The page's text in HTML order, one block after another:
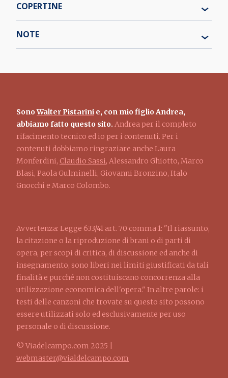
COPERTINE
NOTE
SonoWalter Pistarini e, con mio figlio Andrea,
abbiamo fatto questo sito. Andrea per il completo
rifacimento tecnico ed io per i contenuti. Per i
contenuti dobbiamo ringraziare anche Laura
Monferdini, Claudio Sassi, Alessandro Ghiotto, Marco
Blasi, Paola Gulminelli, Giovanni Bronzino, Italo
Gnocchi e Marco Colombo.
Avvertenza: Legge 633/41 art. 70 comma 1: "Il riassunto,
la citazione o la riproduzione di brani o di parti di
opera, per scopi di critica, di discussione ed anche di
insegnamento, sono liberi nei limiti giustificati da tali
finalità e purché non costituiscano concorrenza alla
utilizzazione economica dell'opera." In altre parole: i
testi delle canzoni che trovate su questo sito possono
essere utilizzati solo ed esclusivamente per uso
personale o di discussione.
© Viadelcampo.com 2025 |
webmaster@vialdelcampo.com